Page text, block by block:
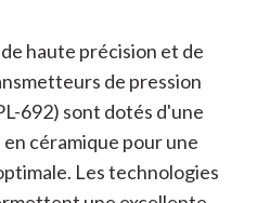
haute précision et de
de pression
692) sont dotés d'une
céramique pour une
Les technologies